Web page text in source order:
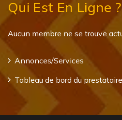
Qui Est En Ligne ?
Aucun membre ne se trouve
Annonces/Services
Tableau de bord du prestataire